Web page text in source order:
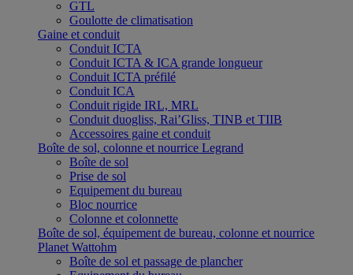
GTL
Goulotte de climatisation
Gaine et conduit
Conduit ICTA
Conduit ICTA & ICA grande longueur
Conduit ICTA préfilé
Conduit ICA
Conduit rigide IRL, MRL
Conduit duogliss, Rai’Gliss, TINB et TIIB
Accessoires gaine et conduit
Boîte de sol, colonne et nourrice Legrand
Boîte de sol
Prise de sol
Equipement du bureau
Bloc nourrice
Colonne et colonnette
Boîte de sol, équipement de bureau, colonne et nourrice
Planet Wattohm
Boîte de sol et passage de plancher